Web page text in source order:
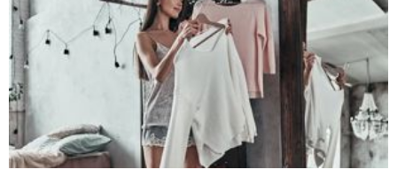
მიწოდება, რომ მასწავლებელი
სექსუალურად ავიწროებდა,
ფაქტობრივად, წაქეზება იყო" -
პროკურორი
კატეგორიის ყველა სიახლე